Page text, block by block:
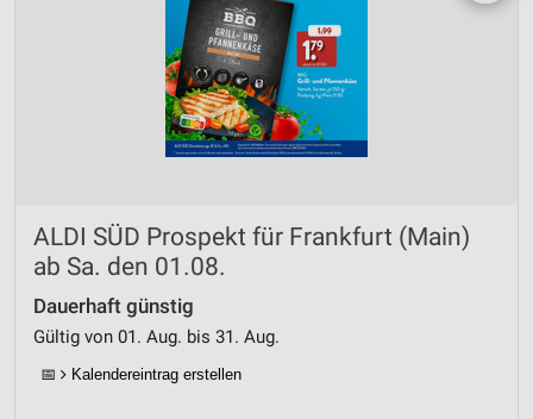
ALDI SÜD Prospekt für Frankfurt (Main)
ab Sa. den 01.08.
Dauerhaft günstig
Gültig von 01. Aug. bis 31. Aug.
📅 Kalendereintrag erstellen